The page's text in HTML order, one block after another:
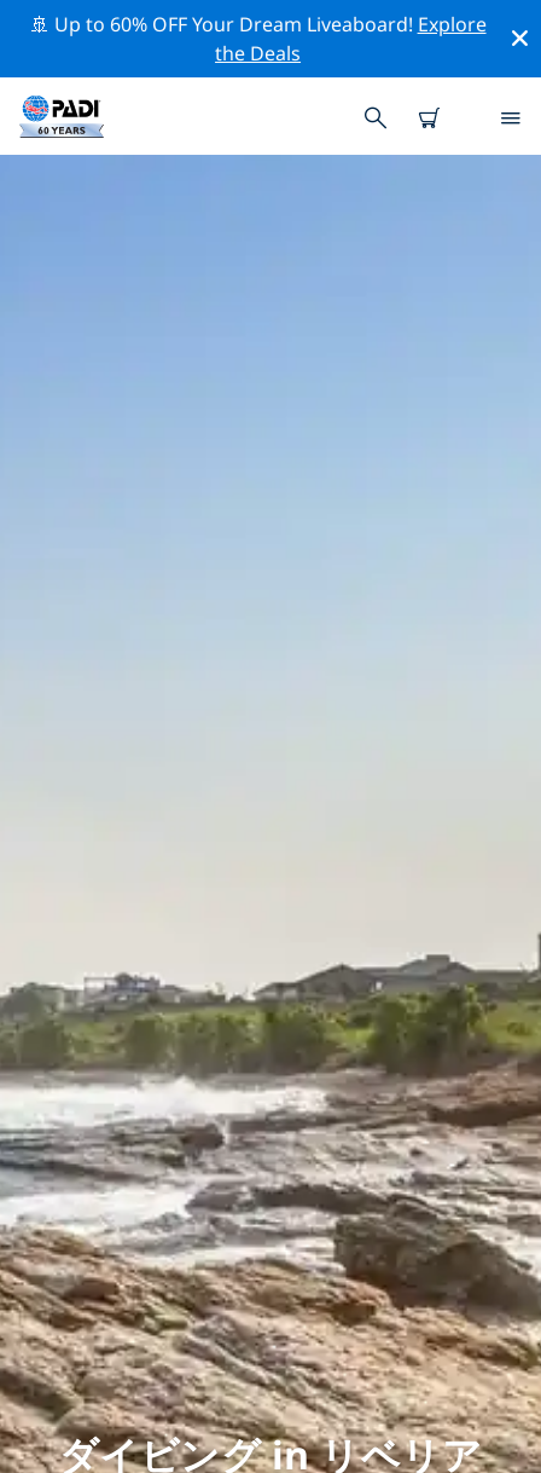
🚢 Up to 60% OFF Your Dream Liveaboard! Explore
the Deals
ダイビング in リベリア